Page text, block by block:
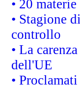
• 20
• Stagione
controllo
• La
dell'UE
•